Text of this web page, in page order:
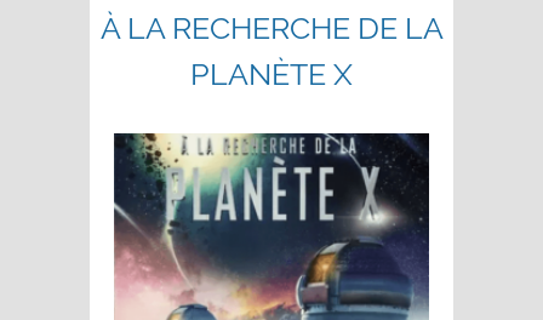
À LA RECHERCHE DE LA
PLANÈTE X